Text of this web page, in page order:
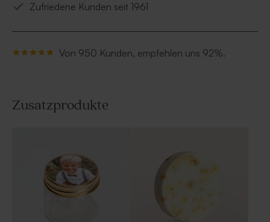
Zufriedene Kunden seit 1961
Von 950 Kunden, empfehlen uns 92%.
Zusatzprodukte